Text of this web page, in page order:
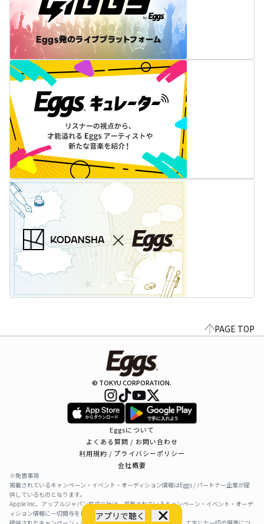
アプリで聴く
PAGE TOP
© TOKYU CORPORATION.
Eggsについて
よくある質問 / お問い合わせ
利用規約 / プライバシーポリシー
会社概要
※免責事項
掲載されているキャンペーン・イベント・オーディション情報はEggs / パートナー企業が提
供しているものとなります。
Apple Inc、アップルジャパン株式会社は、掲載されているキャンペーン・イベント・オーデ
ィション情報に一切関与をしておりません。